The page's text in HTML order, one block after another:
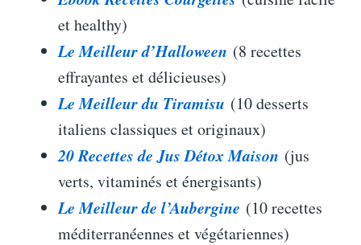
et healthy)
Le Meilleur d’Halloween (8 recettes
effrayantes et délicieuses)
Le Meilleur du Tiramisu (10 desserts
italiens classiques et originaux)
20 Recettes de Jus Détox Maison (jus
verts, vitaminés et énergisants)
Le Meilleur de l’Aubergine (10 recettes
méditerranéennes et végétariennes)